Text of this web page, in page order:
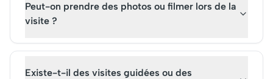
Peut-on prendre des photos ou filmer lors de la
visite ?
Existe-t-il des visites guidées ou des